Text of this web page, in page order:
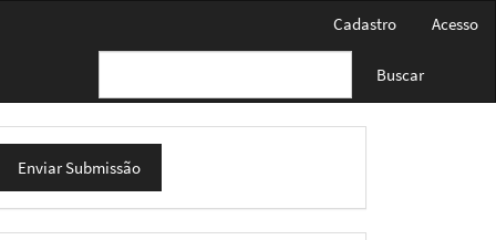
Cadastro Acesso
Buscar
Enviar Submissão